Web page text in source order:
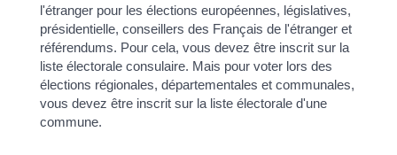
l'étranger pour les élections européennes, législatives,
présidentielle, conseillers des Français de l'étranger et
référendums. Pour cela, vous devez être inscrit sur la
liste électorale consulaire. Mais pour voter lors des
élections régionales, départementales et communales,
vous devez être inscrit sur la liste électorale d'une
commune.